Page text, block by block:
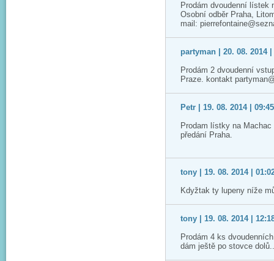
Prodám dvoudenní lístek
Osobní odběr Praha,
mail:
partyman | 20. 08. 2014 |
Prodám 2 dvoudenní
Praze. kontakt
Petr | 19. 08. 2014 |
Prodam lístky na
předání Praha.
tony | 19. 08. 2014 |
Kdyžtak ty lupeny níže
tony | 19. 08. 2014 |
Prodám 4 ks
dám ještě po stovce